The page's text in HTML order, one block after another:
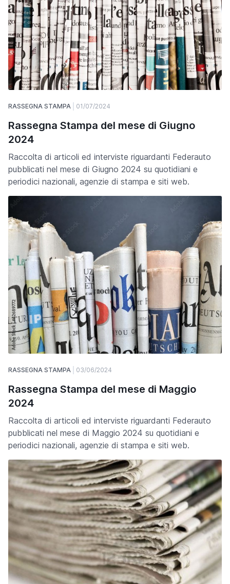
RASSEGNA STAMPA 01/07/2024
Rassegna Stampa del mese di Giugno
2024
Raccolta di articoli ed interviste riguardanti Federauto
pubblicati nel mese di Giugno 2024 su quotidiani e
periodici nazionali, agenzie di stampa e siti web.
RASSEGNA STAMPA 03/06/2024
Rassegna Stampa del mese di Maggio
2024
Raccolta di articoli ed interviste riguardanti Federauto
pubblicati nel mese di Maggio 2024 su quotidiani e
periodici nazionali, agenzie di stampa e siti web.